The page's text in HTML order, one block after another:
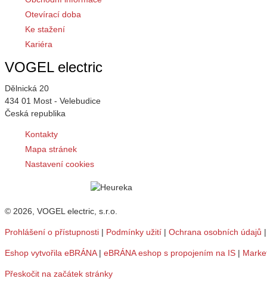
Otevírací doba
Ke stažení
Kariéra
VOGEL electric
Dělnická 20
434 01 Most - Velebudice
Česká republika
Kontakty
Mapa stránek
Nastavení cookies
© 2026, VOGEL electric, s.r.o.
Prohlášení o přístupnosti | Podmínky užití | Ochrana osobních údajů
Eshop vytvořila eBRÁNA| eBRÁNA eshop s propojením na IS |
Přeskočit na začátek stránky